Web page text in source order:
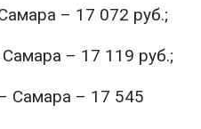
– 17 072 руб.;
– 17 119 руб.;
Самара – 17 545